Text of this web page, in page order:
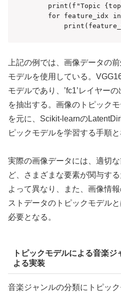
print(f"Topic
for feature_idx
上記の例では、画像データの
モデルを使用している。
モデルであり、’fc1’レイヤー
を抽出する。画像のトピック
を元に、Scikit-learnの
ピックモデルを学習する手順と
実際の画像データには、適切
ど、さまざまな要素が関与す
よって異なり、また、画像情
ストデータのトピックモデル
必要となる。
トピックモデルによる音楽
よる実装
音楽ジャンルの分類にトピッ